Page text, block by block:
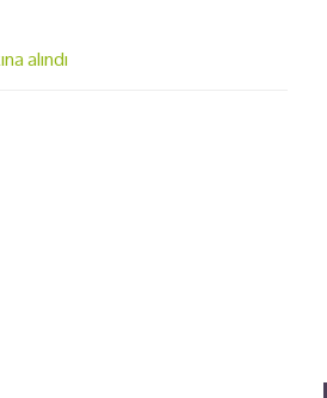
alındı